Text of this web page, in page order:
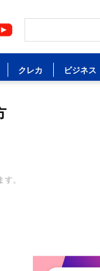
クレカ ビジネス
す。